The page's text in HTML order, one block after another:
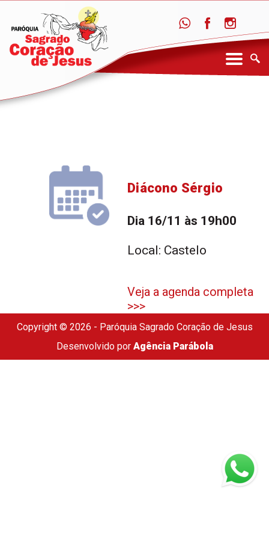
Diácono Sérgio
Dia 16/11 às 19h00
Local: Castelo
Veja a agenda completa
>>>
Copyright © 2026 - Paróquia Sagrado Coração de Jesus
Desenvolvido por Agência Parábola